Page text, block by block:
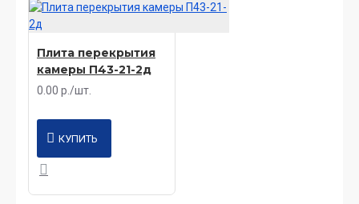
Плита перекрытия
камеры П43-21-2д
0.00 р./шт.
КУПИТЬ